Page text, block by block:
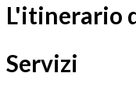
L'itinerario
Servizi